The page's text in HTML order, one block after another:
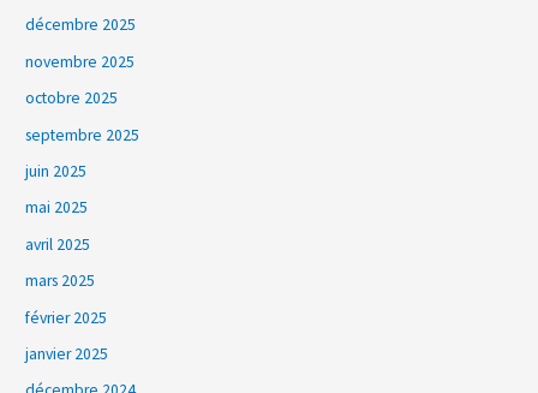
décembre 2025
novembre 2025
octobre 2025
septembre 2025
juin 2025
mai 2025
avril 2025
mars 2025
février 2025
janvier 2025